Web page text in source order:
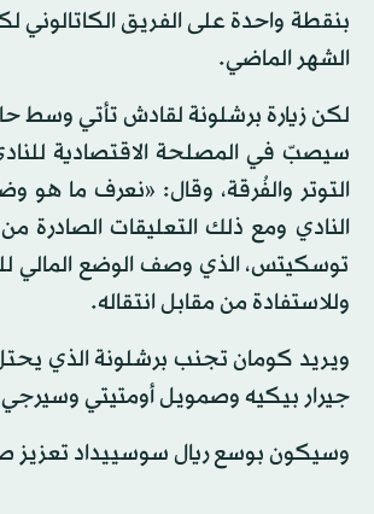
بنقطة واحدة على الفريق الكاتالوني
الشهر الماضي.
لكن زيارة برشلونة لقادش تأتي وسط
سيصبّ في المصلحة الاقتصادية
التوتر والفُرقة، وقال: «نعرف ما
النادي ومع ذلك التعليقات الصادرة
توسكيتس، الذي وصف الوضع المالي
وللاستفادة من مقابل انتقاله.
ويريد كومان تجنب برشلونة الذي
جيرار بيكيه وصمويل أومتيتي وسيرجي
وسيكون بوسع ريال سوسييداد تعزيز